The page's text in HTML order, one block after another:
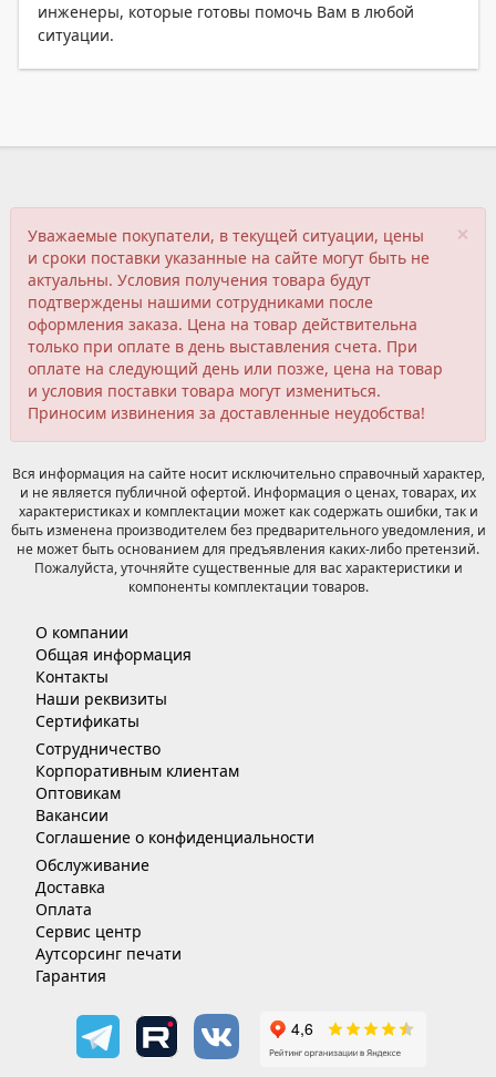
инженеры, которые готовы помочь Вам в любой
ситуации.
×
Уважаемые покупатели, в текущей ситуации, цены
и сроки поставки указанные на сайте могут быть не
актуальны. Условия получения товара будут
подтверждены нашими сотрудниками после
оформления заказа. Цена на товар действительна
только при оплате в день выставления счета. При
оплате на следующий день или позже, цена на товар
и условия поставки товара могут измениться.
Приносим извинения за доставленные неудобства!
Вся информация на сайте носит исключительно справочный характер,
и не является публичной офертой. Информация о ценах, товарах, их
характеристиках и комплектации может как содержать ошибки, так и
быть изменена производителем без предварительного уведомления, и
не может быть основанием для предъявления каких-либо претензий.
Пожалуйста, уточняйте существенные для вас характеристики и
компоненты комплектации товаров.
О компании
Общая информация
Контакты
Наши реквизиты
Сертификаты
Сотрудничество
Корпоративным клиентам
Оптовикам
Вакансии
Соглашение о конфиденциальности
Обслуживание
Доставка
Оплата
Сервис центр
Аутсорсинг печати
Гарантия